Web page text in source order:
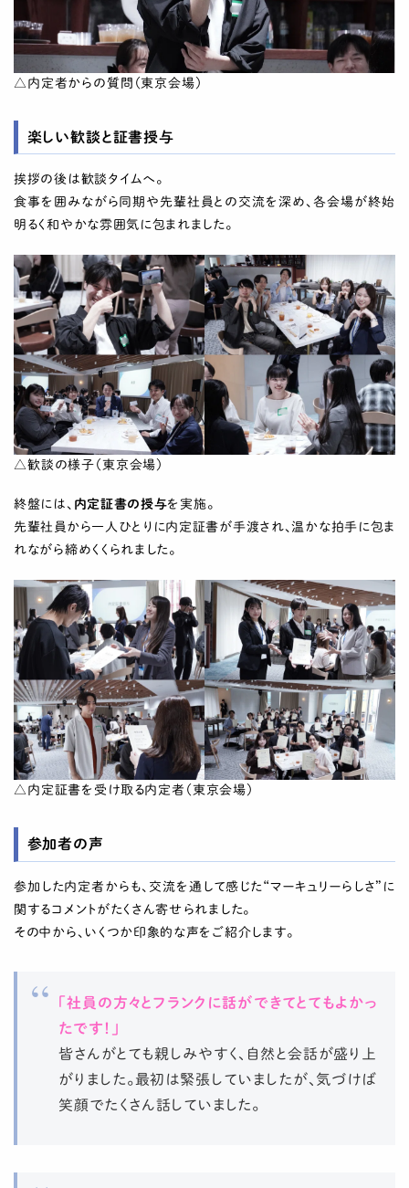
△内定者からの質問（東京会場）
楽しい歓談と証書授与
挨拶の後は歓談タイムへ。
食事を囲みながら同期や先輩社員との交流を深め、各会場が終始
明るく和やかな雰囲気に包まれました。
△歓談の様子（東京会場）
終盤には、 内定証書の授与を実施。
先輩社員から一人ひとりに内定証書が手渡され、温かな拍手に包ま
れながら締めくくられました。
△内定証書を受け取る内定者（東京会場）
参加者の声
参加した内定者からも、交流を通して感じた“マーキュリーらしさ”に
関するコメントがたくさん寄せられました。
その中から、いくつか印象的な声をご紹介します。
「社員の方々とフランクに話ができてとてもよかっ
たです！」
皆さんがとても親しみやすく、自然と会話が盛り上
がりました。最初は緊張していましたが、気づけば
笑顔でたくさん話していました。